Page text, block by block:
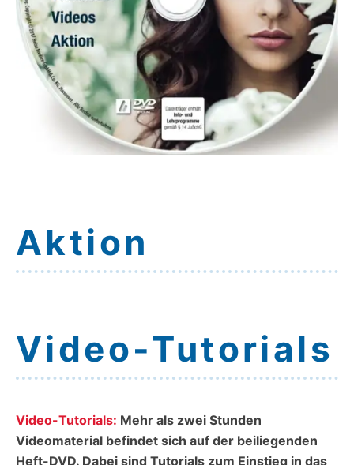
Aktion
Video-Tutorials
Video-Tutorials: Mehr als zwei Stunden
Videomaterial befindet sich auf der beiliegenden
Heft-DVD. Dabei sind Tutorials zum Einstieg in das